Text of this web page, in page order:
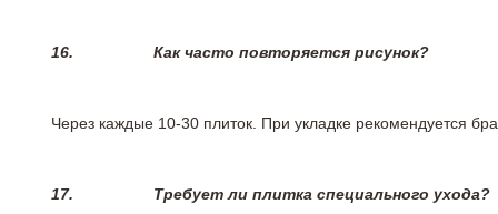
16. Как часто повторяется рисунок?
Через каждые 10-30 плиток. При укладке рекомендуется
17. Требует ли плитка специального ухода?